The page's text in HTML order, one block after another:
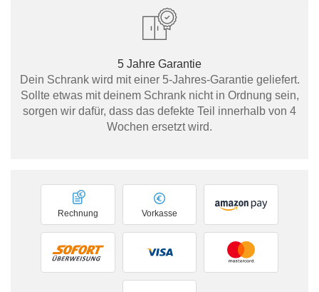
5 Jahre Garantie
Dein Schrank wird mit einer 5-Jahres-Garantie geliefert.
Sollte etwas mit deinem Schrank nicht in Ordnung sein,
sorgen wir dafür, dass das defekte Teil innerhalb von 4
Wochen ersetzt wird.
Vorkasse
Rechnung